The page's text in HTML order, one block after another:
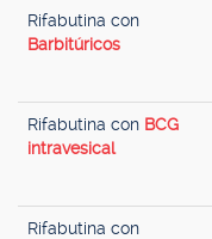
Rifabutina con
Barbitúricos
Rifabutina con BCG
intravesical
Rifabutina con